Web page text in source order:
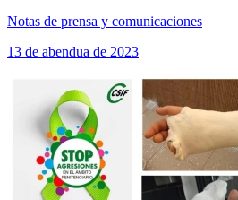
Notas de prensa y comunicaciones
13 de abendua de 2023